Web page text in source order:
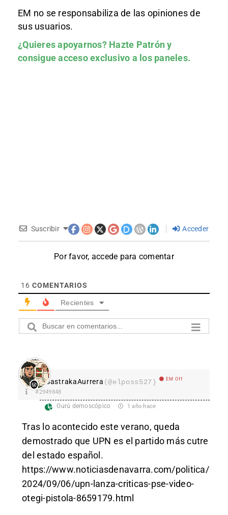
EM no se responsabiliza de las opiniones de
sus usuarios.
¿Quieres apoyarnos? Hazte Patróny
consigue acceso exclusivo a los paneles.
Suscribir Acceder
Por favor, accede para comentar
16 COMENTARIOS
Recientes
SastrakaAurrera (@elposs527) EM Off
#2949848
Gurú demoscópico 1 año hace
Tras lo acontecido este verano, queda
demostrado que UPN es el partido más cutre
del estado español.
https://www.noticiasdenavarra.com/politica/
2024/09/06/upn-lanza-criticas-pse-video-
otegi-pistola-8659179.html